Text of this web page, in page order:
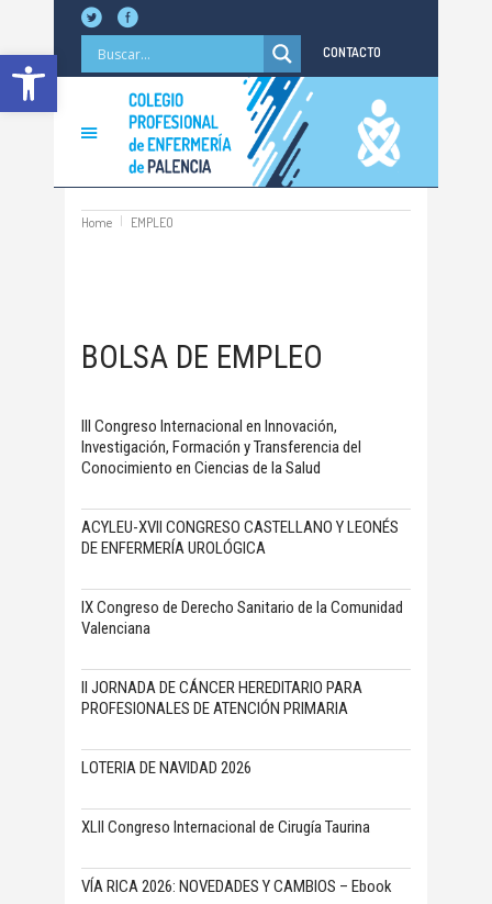
Abrir barra de herramientas CONTACTO
Home EMPLEO
BOLSA DE EMPLEO
III Congreso Internacional en Innovación,
Investigación, Formación y Transferencia del
Conocimiento en Ciencias de la Salud
ACYLEU-XVII CONGRESO CASTELLANO Y LEONÉS
DE ENFERMERÍA UROLÓGICA
IX Congreso de Derecho Sanitario de la Comunidad
Valenciana
II JORNADA DE CÁNCER HEREDITARIO PARA
PROFESIONALES DE ATENCIÓN PRIMARIA
LOTERIA DE NAVIDAD 2026
XLII Congreso Internacional de Cirugía Taurina
VÍA RICA 2026: NOVEDADES Y CAMBIOS – Ebook